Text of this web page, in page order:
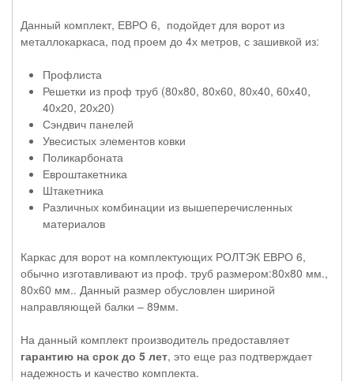
Данный комплект, ЕВРО 6, подойдет для ворот из
металлокаркаса, под проем до 4х метров, с зашивкой из:
Профлиста
Решетки из проф труб (80х80, 80х60, 80х40, 60х40,
40х20, 20х20)
Сэндвич панелей
Увесистых элементов ковки
Поликарбоната
Евроштакетника
Штакетника
Различных комбинации из вышеперечисленных
материалов
Каркас для ворот на комплектующих РОЛТЭК ЕВРО 6,
обычно изготавливают из проф. труб размером:80х80 мм.,
80х60 мм.. Данный размер обусловлен шириной
направляющей балки – 89мм.
На данный комплект производитель предоставляет
гарантию на срок до 5 лет, это еще раз подтверждает
надежность и качество комплекта.